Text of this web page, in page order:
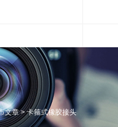
文章>卡箍式橡胶接头